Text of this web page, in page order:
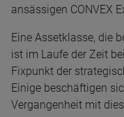
ansässigen CONVEX
Eine Assetklasse, die
ist im Laufe der Zeit
Fixpunkt der
Einige beschäftigen
Vergangenheit mit